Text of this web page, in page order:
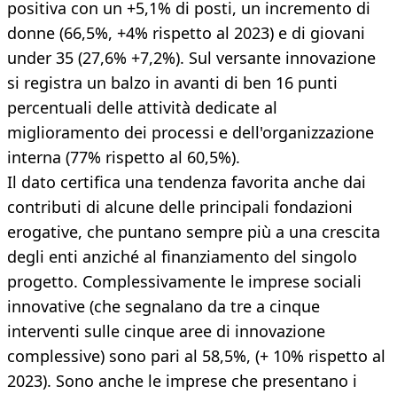
positiva con un +5,1% di posti, un incremento di
donne (66,5%, +4% rispetto al 2023) e di giovani
under 35 (27,6% +7,2%). Sul versante innovazione
si registra un balzo in avanti di ben 16 punti
percentuali delle attività dedicate al
miglioramento dei processi e dell'organizzazione
interna (77% rispetto al 60,5%).
Il dato certifica una tendenza favorita anche dai
contributi di alcune delle principali fondazioni
erogative, che puntano sempre più a una crescita
degli enti anziché al finanziamento del singolo
progetto. Complessivamente le imprese sociali
innovative (che segnalano da tre a cinque
interventi sulle cinque aree di innovazione
complessive) sono pari al 58,5%, (+ 10% rispetto al
2023). Sono anche le imprese che presentano i